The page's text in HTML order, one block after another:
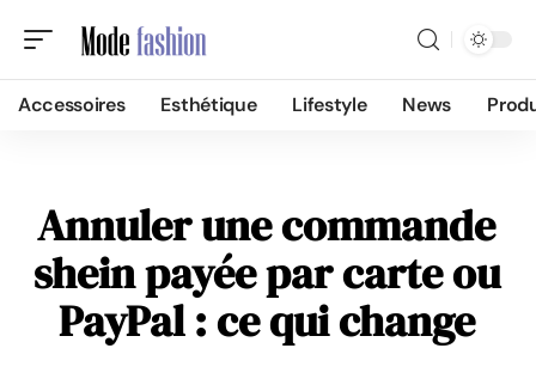
Accessoires Esthétique Lifestyle News
Annuler une commande
shein payée par carte ou
PayPal : ce qui change